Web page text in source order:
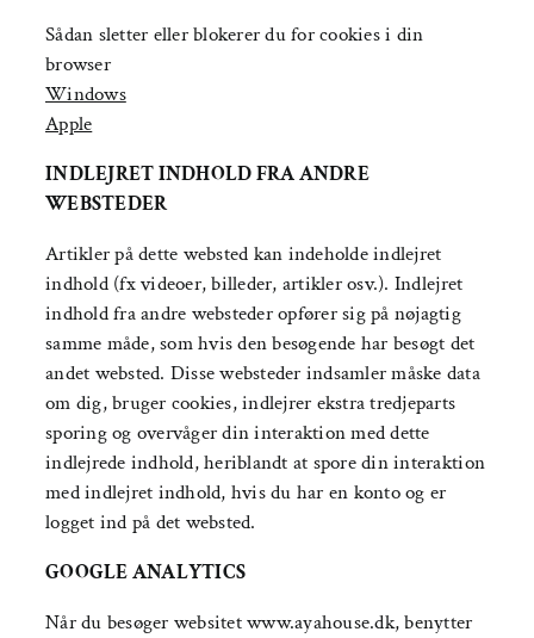
Sådan sletter eller blokerer du for cookies i din
browser
Windows
Apple
INDLEJRET INDHOLD FRA ANDRE
WEBSTEDER
Artikler på dette websted kan indeholde indlejret
indhold (fx videoer, billeder, artikler osv.). Indlejret
indhold fra andre websteder opfører sig på nøjagtig
samme måde, som hvis den besøgende har besøgt det
andet websted. Disse websteder indsamler måske data
om dig, bruger cookies, indlejrer ekstra tredjeparts
sporing og overvåger din interaktion med dette
indlejrede indhold, heriblandt at spore din interaktion
med indlejret indhold, hvis du har en konto og er
logget ind på det websted.
GOOGLE ANALYTICS
Når du besøger websitet www.ayahouse.dk, benytter